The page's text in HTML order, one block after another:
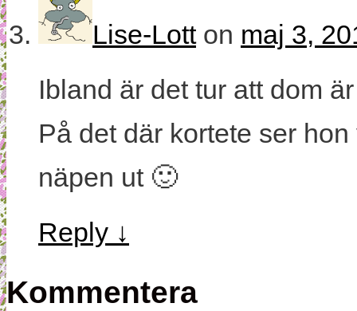
Lise-Lotton maj 3,
Ibland är det tur att dom
På det där kortete ser
näpen ut 🙂
Reply ↓
Kommentera